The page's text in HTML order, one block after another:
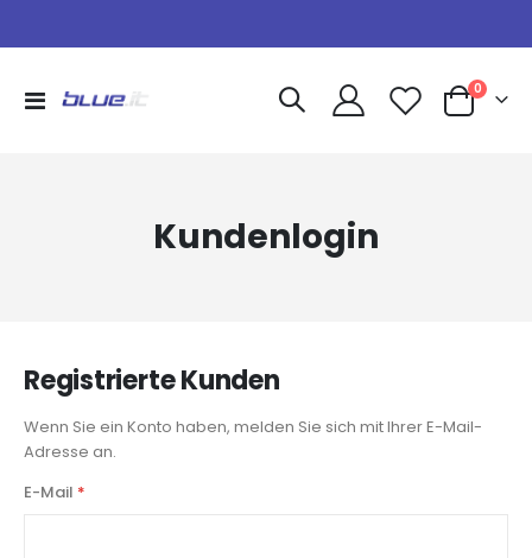
Navigation
Warenkorb
0Artikel
Kundenlogin
Registrierte Kunden
Wenn Sie ein Konto haben, melden Sie sich mit Ihrer E-Mail-
Adresse an.
E-Mail